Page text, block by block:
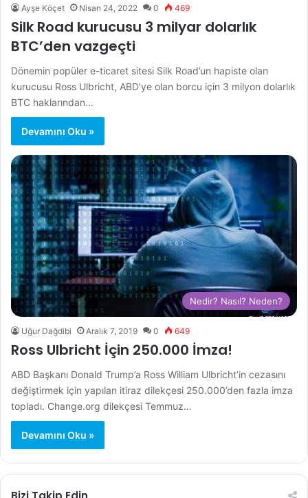
Ayşe Köçet Nisan 24, 2022 0 469
Silk Road kurucusu 3 milyar dolarlık
BTC’den vazgeçti
Dönemin popüler e-ticaret sitesi Silk Road’un hapiste olan
kurucusu Ross Ulbricht, ABD’ye olan borcu için 3 milyon dolarlık
BTC haklarından…
Devamını Oku »
Nedir? Nasıl? Neden?
Uğur Dağdibi Aralık 7, 2019 0 649
Ross Ulbricht İçin 250.000 İmza!
ABD Başkanı Donald Trump’a Ross William Ulbricht’in cezasını
değiştirmek için yapılan itiraz dilekçesi 250.000’den fazla imza
topladı. Change.org dilekçesi Temmuz…
Devamını Oku »